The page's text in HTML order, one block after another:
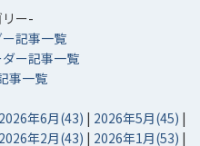
ー-
記事一覧
ー記事一覧
事一覧
2026年6月(43) | 2026年5月(45) |
2026年2月(43) | 2026年1月(53) |